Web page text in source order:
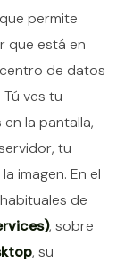
permite
que está en
de datos
ves tu
la pantalla,
tu
imagen. En el
de
, sobre
, su